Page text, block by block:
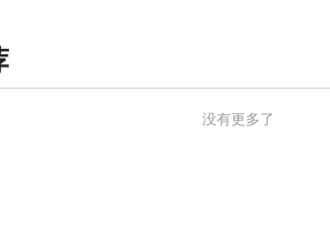
没有更多了